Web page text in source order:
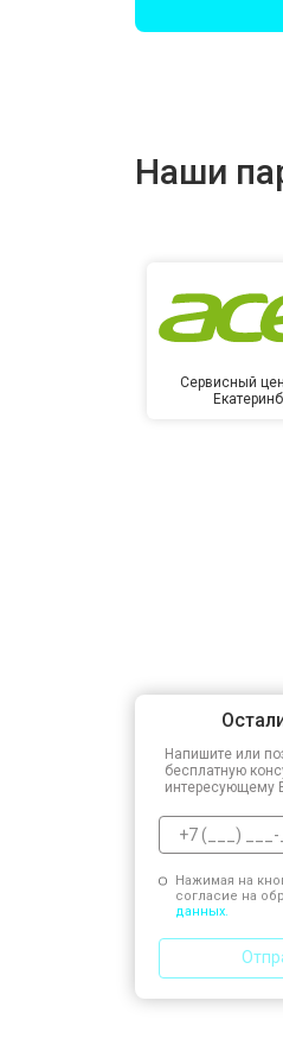
Замена
Наши
Сервисный
Напишите или
бесплатную
интересующему
Нажимая на
согласие на
данных.